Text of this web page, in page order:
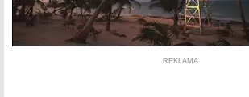
REKLAMA